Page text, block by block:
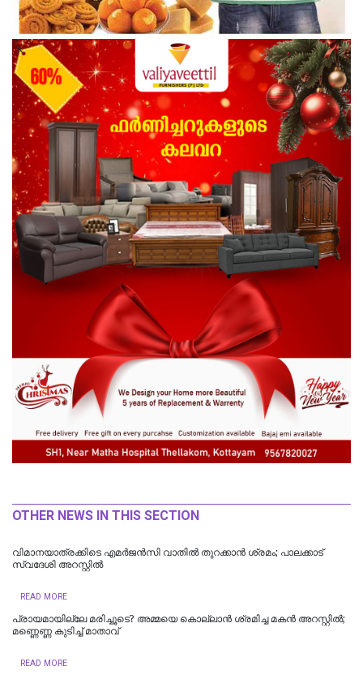
OTHER NEWS IN THIS SECTION
വിമാനയാത്രക്കിടെ എമര്‍ജന്‍സി വാതില്‍ തുറക്കാന്‍ ശ്രമം; പാലക്കാട്
സ്വദേശി അറസ്റ്റില്‍
READ MORE
പ്രായമായില്ലേ മരിച്ചൂടെ? അമ്മയെ കൊല്ലാൻ ശ്രമിച്ച മകൻ അറസ്റ്റിൽ;
മണ്ണെണ്ണ കുടിച്ച് മാതാവ്
READ MORE